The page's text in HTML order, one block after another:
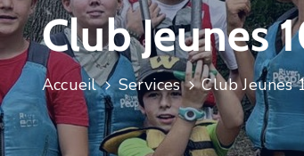
Club Jeunes
Accueil Services Club Jeunes